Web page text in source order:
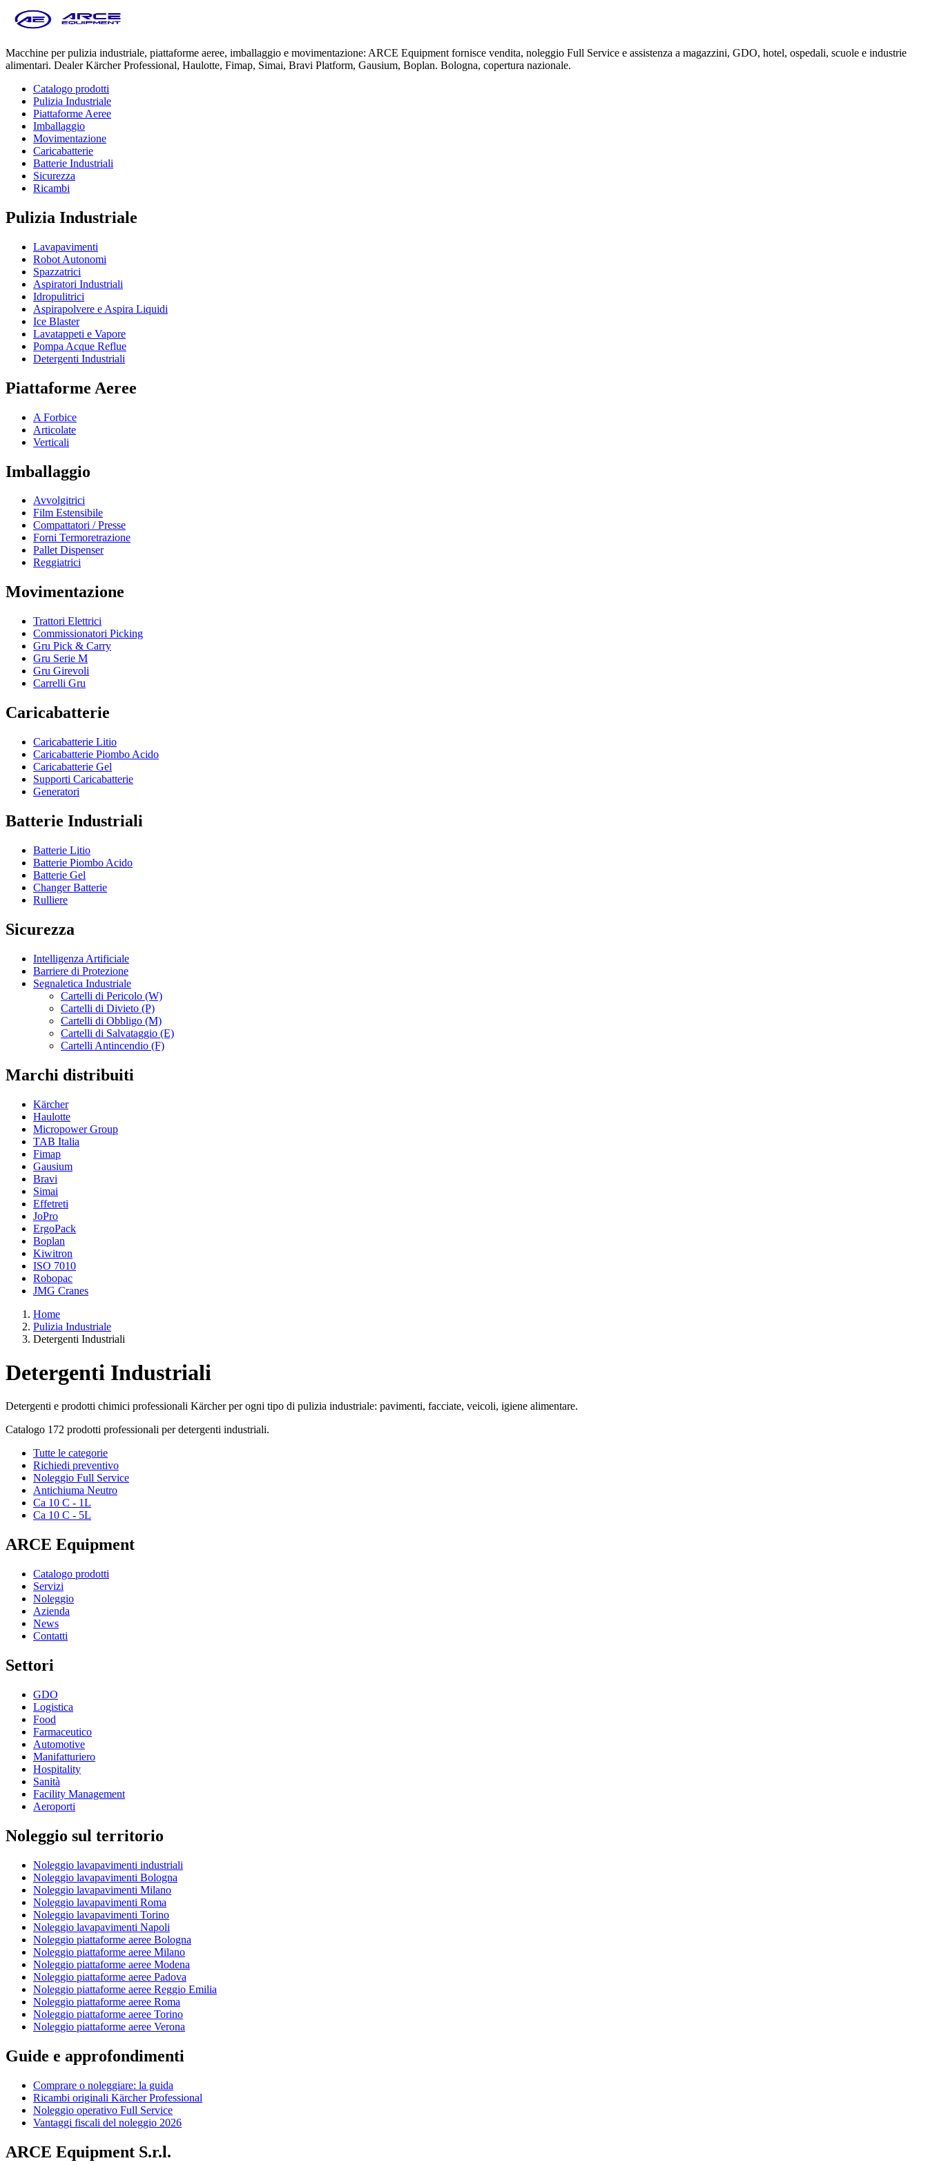
Macchine per pulizia industriale, piattaforme aeree, imballaggio e movimentazione: ARCE Equipment fornisce vendita, noleggio Full Service e assistenza a magazzini, GDO, hotel, ospedali, scuole e industrie
alimentari. Dealer Kärcher Professional, Haulotte, Fimap, Simai, Bravi Platform, Gausium, Boplan. Bologna, copertura nazionale.
Catalogo prodotti
Pulizia Industriale
Piattaforme Aeree
Imballaggio
Movimentazione
Caricabatterie
Batterie Industriali
Sicurezza
Ricambi
Pulizia Industriale
Lavapavimenti
Robot Autonomi
Spazzatrici
Aspiratori Industriali
Idropulitrici
Aspirapolvere e Aspira Liquidi
Ice Blaster
Lavatappeti e Vapore
Pompa Acque Reflue
Detergenti Industriali
Piattaforme Aeree
A Forbice
Articolate
Verticali
Imballaggio
Avvolgitrici
Film Estensibile
Compattatori / Presse
Forni Termoretrazione
Pallet Dispenser
Reggiatrici
Movimentazione
Trattori Elettrici
Commissionatori Picking
Gru Pick & Carry
Gru Serie M
Gru Girevoli
Carrelli Gru
Caricabatterie
Caricabatterie Litio
Caricabatterie Piombo Acido
Caricabatterie Gel
Supporti Caricabatterie
Generatori
Batterie Industriali
Batterie Litio
Batterie Piombo Acido
Batterie Gel
Changer Batterie
Rulliere
Sicurezza
Intelligenza Artificiale
Barriere di Protezione
Segnaletica Industriale
Cartelli di Pericolo (W)
Cartelli di Divieto (P)
Cartelli di Obbligo (M)
Cartelli di Salvataggio (E)
Cartelli Antincendio (F)
Marchi distribuiti
Kärcher
Haulotte
Micropower Group
TAB Italia
Fimap
Gausium
Bravi
Simai
Effetreti
JoPro
ErgoPack
Boplan
Kiwitron
ISO 7010
Robopac
JMG Cranes
Home
Pulizia Industriale
Detergenti Industriali
Detergenti Industriali
Detergenti e prodotti chimici professionali Kärcher per ogni tipo di pulizia industriale: pavimenti, facciate, veicoli, igiene alimentare.
Catalogo 172 prodotti professionali per detergenti industriali.
Tutte le categorie
Richiedi preventivo
Noleggio Full Service
Antichiuma Neutro
Ca 10 C - 1L
Ca 10 C - 5L
ARCE Equipment
Catalogo prodotti
Servizi
Noleggio
Azienda
News
Contatti
Settori
GDO
Logistica
Food
Farmaceutico
Automotive
Manifatturiero
Hospitality
Sanità
Facility Management
Aeroporti
Noleggio sul territorio
Noleggio lavapavimenti industriali
Noleggio lavapavimenti Bologna
Noleggio lavapavimenti Milano
Noleggio lavapavimenti Roma
Noleggio lavapavimenti Torino
Noleggio lavapavimenti Napoli
Noleggio piattaforme aeree Bologna
Noleggio piattaforme aeree Milano
Noleggio piattaforme aeree Modena
Noleggio piattaforme aeree Padova
Noleggio piattaforme aeree Reggio Emilia
Noleggio piattaforme aeree Roma
Noleggio piattaforme aeree Torino
Noleggio piattaforme aeree Verona
Guide e approfondimenti
Comprare o noleggiare: la guida
Ricambi originali Kärcher Professional
Noleggio operativo Full Service
Vantaggi fiscali del noleggio 2026
ARCE Equipment S.r.l.